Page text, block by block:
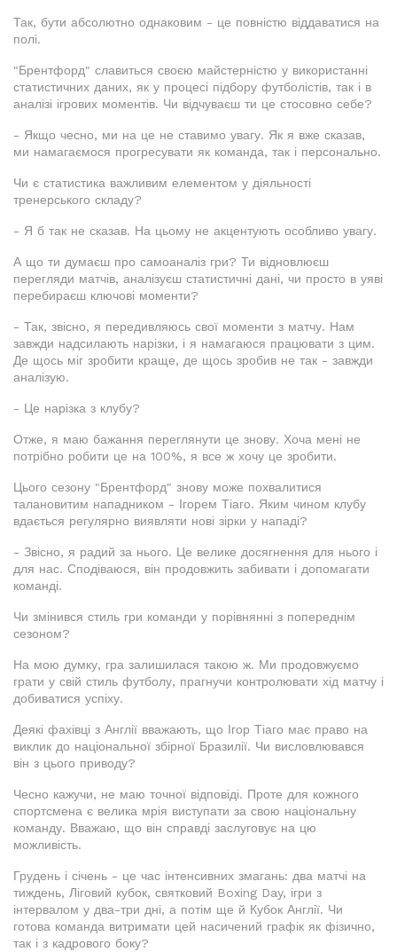
Так, бути абсолютно однаковим - це повністю віддаватися на
полі.
"Брентфорд" славиться своєю майстерністю у використанні
статистичних даних, як у процесі підбору футболістів, так і в
аналізі ігрових моментів. Чи відчуваєш ти це стосовно себе?
- Якщо чесно, ми на це не ставимо увагу. Як я вже сказав,
ми намагаємося прогресувати як команда, так і персонально.
Чи є статистика важливим елементом у діяльності
тренерського складу?
- Я б так не сказав. На цьому не акцентують особливо увагу.
А що ти думаєш про самоаналіз гри? Ти відновлюєш
перегляди матчів, аналізуєш статистичні дані, чи просто в уяві
перебираєш ключові моменти?
- Так, звісно, я передивляюсь свої моменти з матчу. Нам
завжди надсилають нарізки, і я намагаюся працювати з цим.
Де щось міг зробити краще, де щось зробив не так - завжди
аналізую.
- Це нарізка з клубу?
Отже, я маю бажання переглянути це знову. Хоча мені не
потрібно робити це на 100%, я все ж хочу це зробити.
Цього сезону "Брентфорд" знову може похвалитися
талановитим нападником - Ігорем Тіаго. Яким чином клубу
вдається регулярно виявляти нові зірки у нападі?
- Звісно, я радий за нього. Це велике досягнення для нього і
для нас. Сподіваюся, він продовжить забивати і допомагати
команді.
Чи змінився стиль гри команди у порівнянні з попереднім
сезоном?
На мою думку, гра залишилася такою ж. Ми продовжуємо
грати у свій стиль футболу, прагнучи контролювати хід матчу і
добиватися успіху.
Деякі фахівці з Англії вважають, що Ігор Тіаго має право на
виклик до національної збірної Бразилії. Чи висловлювався
він з цього приводу?
Чесно кажучи, не маю точної відповіді. Проте для кожного
спортсмена є велика мрія виступати за свою національну
команду. Вважаю, що він справді заслуговує на цю
можливість.
Грудень і січень - це час інтенсивних змагань: два матчі на
тиждень, Ліговий кубок, святковий Boxing Day, ігри з
інтервалом у два-три дні, а потім ще й Кубок Англії. Чи
готова команда витримати цей насичений графік як фізично,
так і з кадрового боку?